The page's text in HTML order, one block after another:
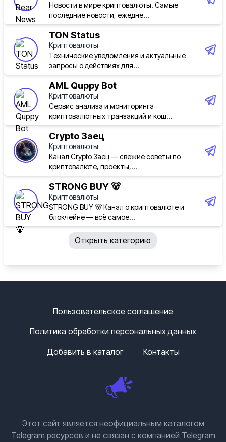
Новости в мире криптовалюты. Самые
последние новости, ежедне...
TON Status
Криптовалюты
Технические уведомления и актуальные
запросы о действиях для...
AML Quppy Bot
Криптовалюты
Cервис анализа и мониторинга
криптовалютных транзакций и кош...
Crypto Заец
Криптовалюты
Канал Crypto Заец — свежие советы по
криптовалюте, проекты,...
STRONG BUY 🐻
Криптовалюты
STRONG BUY 🐻 Канал о криптовалюте и
блокчейне — всё самое...
Открыть категорию
Пользовательское соглашение
Политика обработки персональных данных
Добавить в каталог
Контакты
Этот сайт является неофициальным каталогом
Telegram ресурсов и не связан с компанией Telegram